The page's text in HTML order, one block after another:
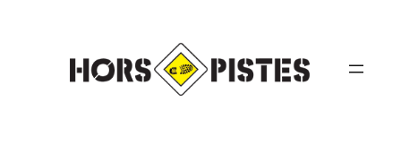
contenu